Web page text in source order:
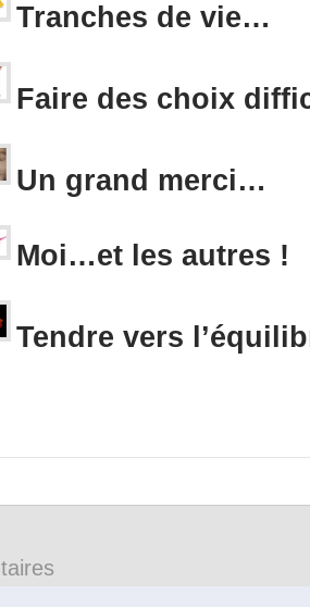
Tranches de vie…
Faire des choix
Un grand merci…
Moi…et les autres !
Tendre vers